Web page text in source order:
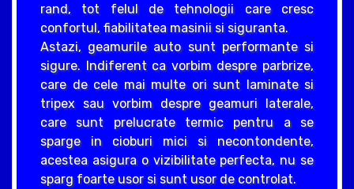
rand, tot felul de tehnologii care cresc
confortul, fiabilitatea masinii si siguranta.
Astazi, geamurile auto sunt performante si
sigure. Indiferent ca vorbim despre parbrize,
care de cele mai multe ori sunt laminate si
tripex sau vorbim despre geamuri laterale,
care sunt prelucrate termic pentru a se
sparge in cioburi mici si necontondente,
acestea asigura o vizibilitate perfecta, nu se
sparg foarte usor si sunt usor de controlat.